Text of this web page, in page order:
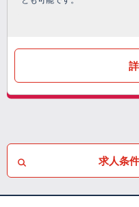
求人条